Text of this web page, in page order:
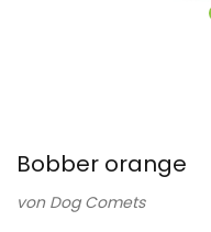
Bobber orange
von Dog Comets